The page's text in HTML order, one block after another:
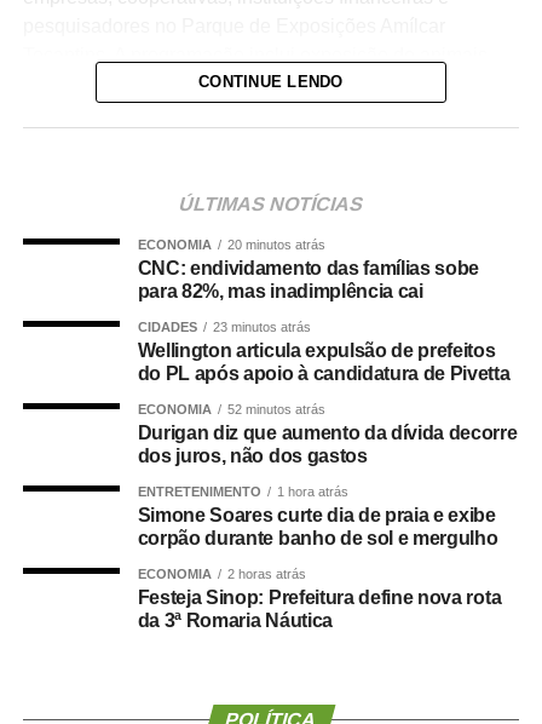
leilões, palestras, provas equestres e apresentação de
agricultura de precisão, mecanização, conectividade,
concentrará atividades relacionadas à piscicultura e à
aquicultura, com soluções em genética, nutrição, manejo
A pecuária terá exposição de animais, leilões e rodeio
de relacionamento entre produtores e empresas
interessadas em ampliar negócios na região.
Segundo o SPRP, a edição anterior recebeu 148 mil
visitantes. A presidente da entidade, Maxiely Scaramussa
Bergamin, afirma que o evento ajuda a movimentar o
comércio, a hotelaria e os serviços de Paragominas, além
de atrair investimentos para as cadeias produtivas locais.
inovação e participação feminina no agronegócio. A
CONTINUE LENDO
ÚLTIMAS NOTÍCIAS
ECONOMIA 20 minutos atrás
CNC: endividamento das famílias sobe
para 82%, mas inadimplência cai
CIDADES 23 minutos atrás
Wellington articula expulsão de prefeitos
do PL após apoio à candidatura de Pivetta
ECONOMIA 52 minutos atrás
Durigan diz que aumento da dívida decorre
dos juros, não dos gastos
ENTRETENIMENTO 1 hora atrás
Simone Soares curte dia de praia e exibe
corpão durante banho de sol e mergulho
ECONOMIA 2 horas atrás
Festeja Sinop: Prefeitura define nova rota
da 3ª Romaria Náutica
POLÍTICA